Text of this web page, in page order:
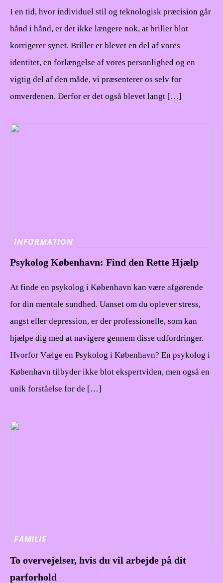
I en tid, hvor individuel stil og teknologisk præcision går
hånd i hånd, er det ikke længere nok, at briller blot
korrigerer synet. Briller er blevet en del af vores
identitet, en forlængelse af vores personlighed og en
vigtig del af den måde, vi præsenterer os selv for
omverdenen. Derfor er det også blevet langt […]
INFORMATION
Psykolog København: Find den Rette Hjælp
At finde en psykolog i København kan være afgørende
for din mentale sundhed. Uanset om du oplever stress,
angst eller depression, er der professionelle, som kan
hjælpe dig med at navigere gennem disse udfordringer.
Hvorfor Vælge en Psykolog i København? En psykolog i
København tilbyder ikke blot ekspertviden, men også en
unik forståelse for de […]
FAMILIE
To overvejelser, hvis du vil arbejde på dit
parforhold